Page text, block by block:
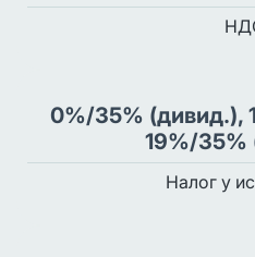
0%/35% (дивид.),
19%/35%
Налог у